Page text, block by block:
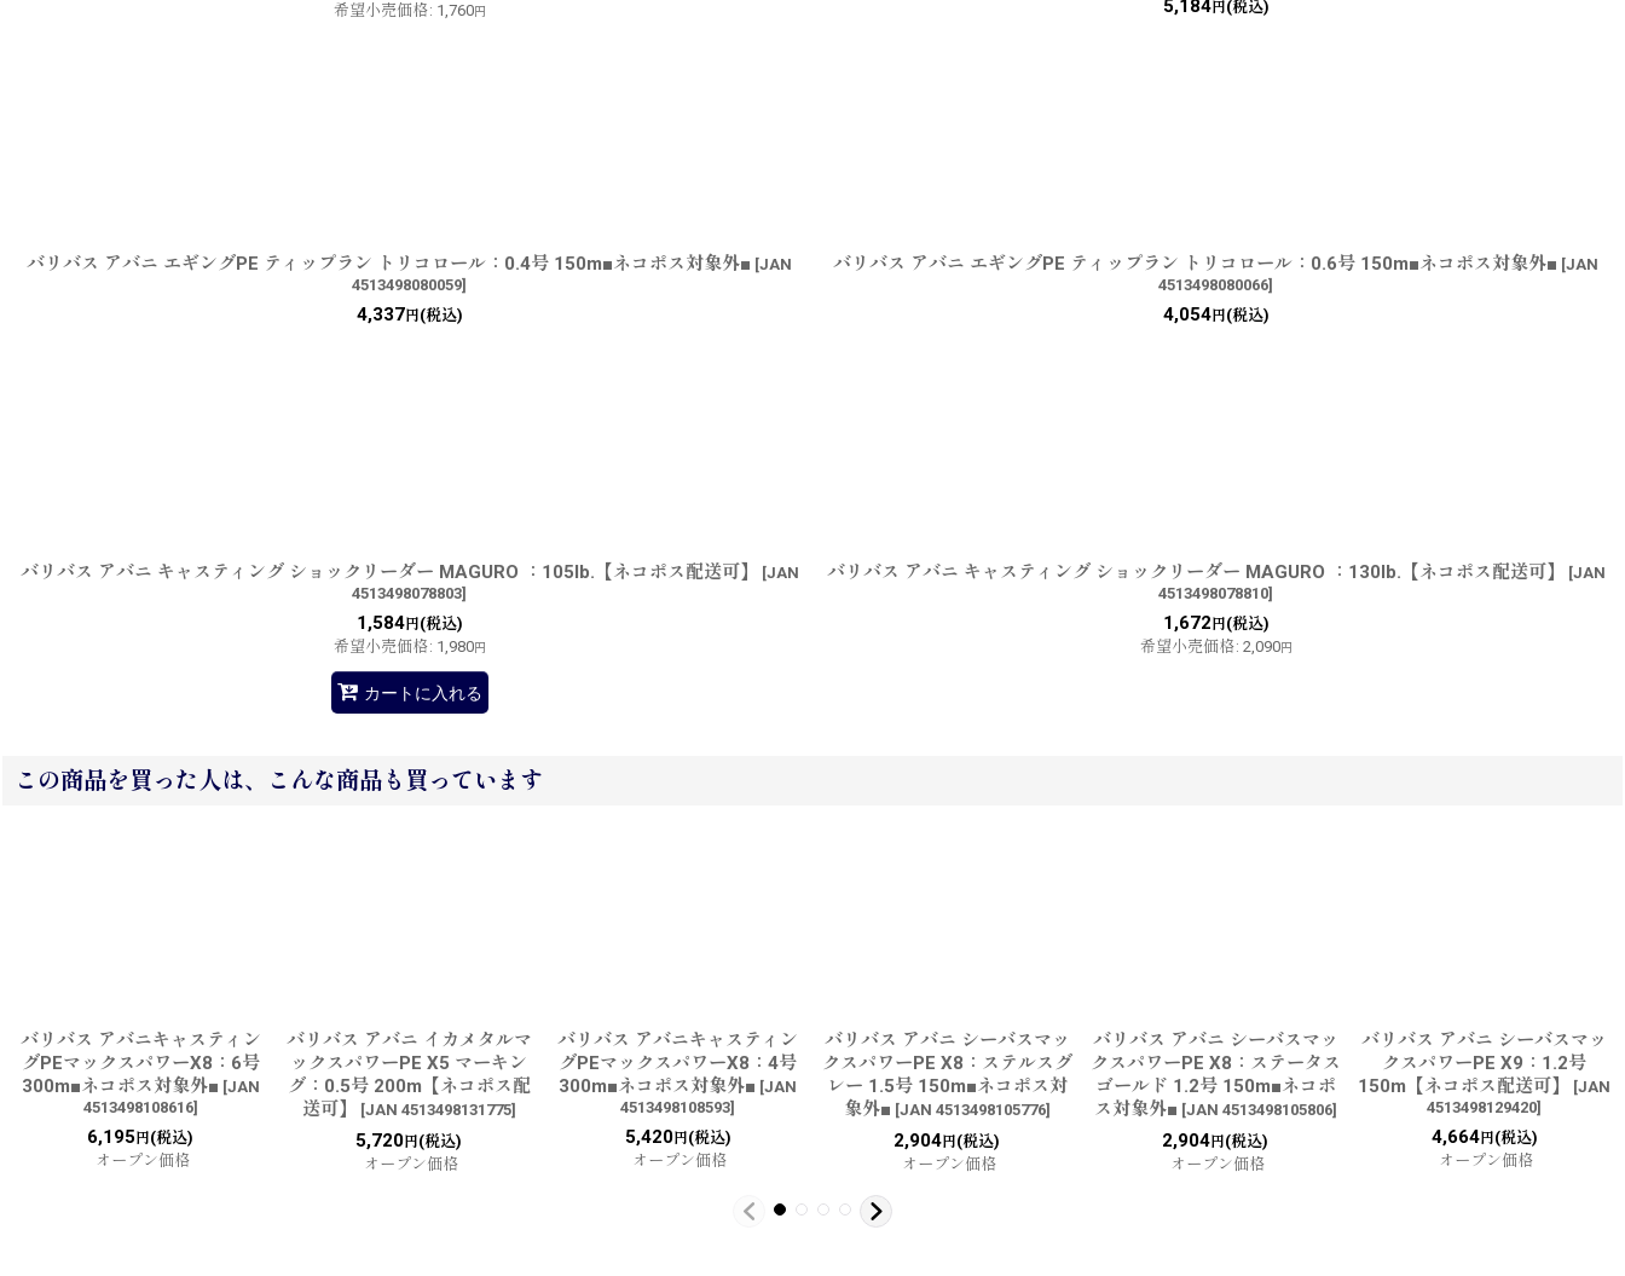
希望小売価格: 1,760円 5,184円(税込)
バリバス アバニ エギングPE ティップラン トリコロール：0.4号 150m■ネコポス対象外■ [JAN
4513498080059]
4,337円(税込)
バリバス アバニ エギングPE ティップラン トリコロール：0.6号 150m■ネコポス対象外■ [JAN
4513498080066]
4,054円(税込)
バリバス アバニ キャスティング ショックリーダー MAGURO ：105lb.【ネコポス配送可】 [JAN
4513498078803]
1,584円(税込)
希望小売価格: 1,980円
カートに入れる
バリバス アバニ キャスティング ショックリーダー MAGURO ：130lb.【ネコポス配送可】 [JAN
4513498078810]
1,672 円(税込)
希望小売価格: 2,090円
この商品を買った人は、こんな商品も買っています
バリバス アバニキャスティン
グPEマックスパワーX8：6号
300m■ネコポス対象外■ [JAN
4513498108616]
6,195 円(税込)
オープン価格
バリバス アバニ イカメタルマ
ックスパワーPE X5 マーキン
グ：0.5号 200m【ネコポス配
送可】
[JAN 4513498131775]
5,720 円(税込)
オープン価格
バリバス アバニキャスティン
グPEマックスパワーX8：4号
300m■ネコポス対象外■ [JAN
4513498108593]
5,420円(税込)
オープン価格
バリバス アバニ シーバスマッ
クスパワーPE X8：ステルスグ
レー 1.5号 150m■ネコポス対
象外■ [JAN 4513498105776]
2,904 円(税込)
オープン価格
バリバス アバニ シーバスマッ
クスパワーPE X8：ステータス
ゴールド 1.2号 150m■ネコポ
ス対象外■ [JAN 4513498105806]
2,904 円(税込)
オープン価格
バリバス アバニ シーバスマッ
クスパワーPE X9：1.2号
150m【ネコポス配送可】
[JAN
4513498129420]
4,664円(税込)
オープン価格